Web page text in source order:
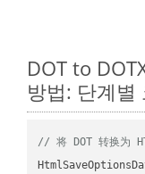
DOT to
방법: 단계별
// 将 DOT 转换为